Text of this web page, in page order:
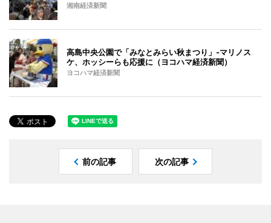
湘南経済新聞
高島中央公園で「みなとみらい秋まつり」-マリノス
ケ、ホッシーらも応援に（ヨコハマ経済新聞）
ヨコハマ経済新聞
前の記事 次の記事